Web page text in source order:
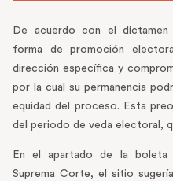
De acuerdo con el
forma de promoción
dirección específica y
por la cual su permanencia
equidad del proceso. Esta
del periodo de veda electoral,
En el apartado de la boleta
Suprema Corte, el sitio